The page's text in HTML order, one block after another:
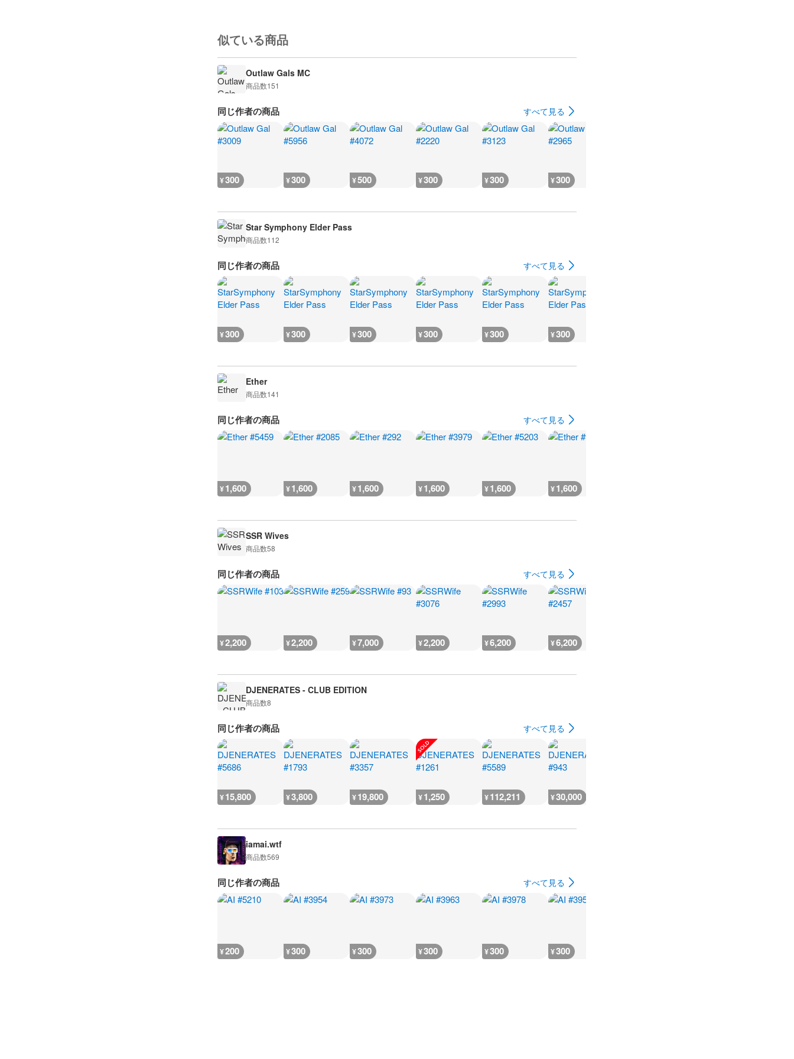
似ている商品
Outlaw Gals MC
商品数151
同じ作者の商品 すべて見る
¥300 ¥300 ¥500 ¥300 ¥300 ¥300
Star Symphony Elder Pass
商品数112
同じ作者の商品 すべて見る
¥300 ¥300 ¥300 ¥300 ¥300 ¥300
Ether
商品数141
同じ作者の商品 すべて見る
¥1,600 ¥1,600 ¥1,600 ¥1,600 ¥1,600 ¥1,600
SSR Wives
商品数58
同じ作者の商品 すべて見る
¥2,200 ¥2,200 ¥7,000 ¥2,200 ¥6,200 ¥6,200
DJENERATES - CLUB EDITION
商品数8
同じ作者の商品 すべて見る
¥15,800 ¥3,800 ¥19,800 ¥1,250 ¥112,211 ¥30,000
iamai.wtf
商品数569
同じ作者の商品 すべて見る
¥200 ¥300 ¥300 ¥300 ¥300 ¥300